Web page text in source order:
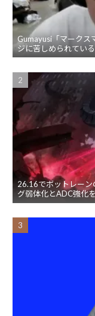
Gumayusi「マークス
ジに苦しめられてい
26.16でボットレー
グ弱体化とADC強化